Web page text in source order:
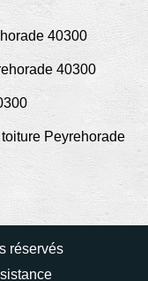
40300
40300
Peyrehorade
réservés